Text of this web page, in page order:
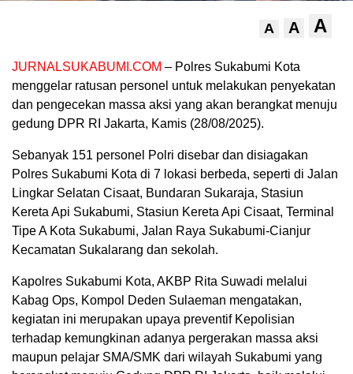
A A A
JURNALSUKABUMI.COM – Polres Sukabumi Kota
menggelar ratusan personel untuk melakukan penyekatan
dan pengecekan massa aksi yang akan berangkat menuju
gedung DPR RI Jakarta, Kamis (28/08/2025).
Sebanyak 151 personel Polri disebar dan disiagakan
Polres Sukabumi Kota di 7 lokasi berbeda, seperti di Jalan
Lingkar Selatan Cisaat, Bundaran Sukaraja, Stasiun
Kereta Api Sukabumi, Stasiun Kereta Api Cisaat, Terminal
Tipe A Kota Sukabumi, Jalan Raya Sukabumi-Cianjur
Kecamatan Sukalarang dan sekolah.
Kapolres Sukabumi Kota, AKBP Rita Suwadi melalui
Kabag Ops, Kompol Deden Sulaeman mengatakan,
kegiatan ini merupakan upaya preventif Kepolisian
terhadap kemungkinan adanya pergerakan massa aksi
maupun pelajar SMA/SMK dari wilayah Sukabumi yang